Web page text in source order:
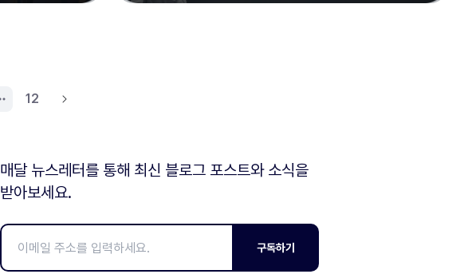
12
매달 뉴스레터를 통해 최신 블로그 포스트와 소식을
받아보세요.
구독하기